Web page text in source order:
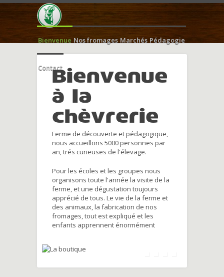
Bienvenue Nos fromages Marchés Pédagogie
ContactBienvenue
à la
chèvrerie
Ferme de découverte et pédagogique,
nous accueillons 5000 personnes par
an, trés curieuses de l'élevage.
Pour les écoles et les groupes nous
organisons toute l'année la visite de la
ferme, et une dégustation toujours
apprécié de tous. Le vie de la ferme et
des animaux, la fabrication de nos
fromages, tout est expliqué et les
enfants apprennent énormément